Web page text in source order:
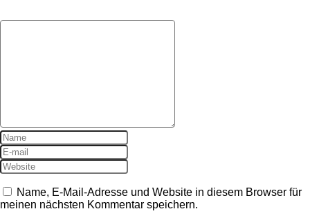
Name, E-Mail-Adresse und Website in diesem Browser für
meinen nächsten Kommentar speichern.